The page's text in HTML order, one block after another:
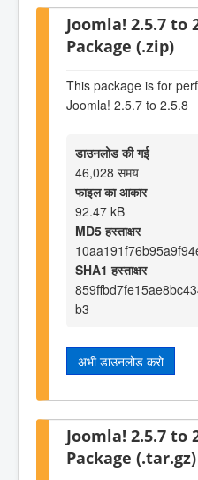
Joomla! 2.5.7 to
Package (.zip)
This package is for
Joomla! 2.5.7 to 2.5.8
डाउनलोड की गई
46,028 समय
फाइल का आकार
92.47 kB
MD5 हस्ताक्षर
SHA1 हस्ताक्षर
b3
अभी डाउनलोड करो
Joomla! 2.5.7 to
Package (.tar.gz)